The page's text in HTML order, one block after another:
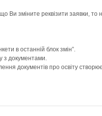
Ви зміните реквізити заявки,
в останній блок змін”.
з документами.
документів про освіту